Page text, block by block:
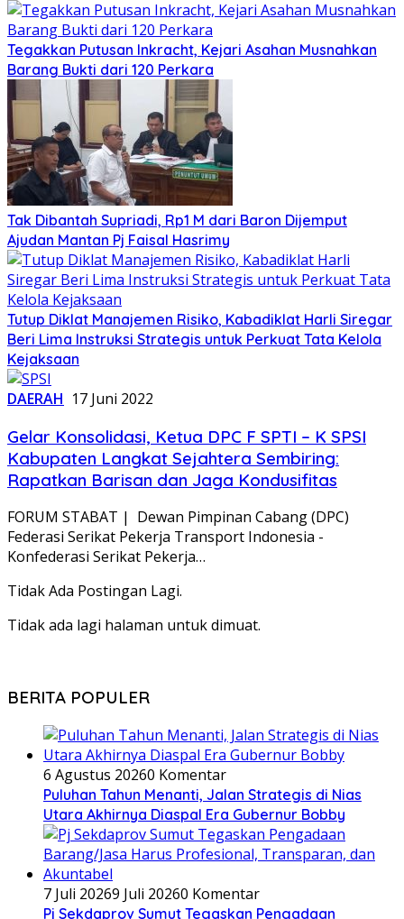
Tegakkan Putusan Inkracht, Kejari Asahan Musnahkan
Barang Bukti dari 120 Perkara
Tak Dibantah Supriadi, Rp1 M dari Baron Dijemput
Ajudan Mantan Pj Faisal Hasrimy
Tutup Diklat Manajemen Risiko, Kabadiklat Harli Siregar
Beri Lima Instruksi Strategis untuk Perkuat Tata Kelola
Kejaksaan
DAERAH 17 Juni 2022
Gelar Konsolidasi, Ketua DPC F SPTI – K SPSI
Kabupaten Langkat Sejahtera Sembiring:
Rapatkan Barisan dan Jaga Kondusifitas
FORUM STABAT | Dewan Pimpinan Cabang (DPC)
Federasi Serikat Pekerja Transport Indonesia -
Konfederasi Serikat Pekerja…
Tidak Ada Postingan Lagi.
Tidak ada lagi halaman untuk dimuat.
BERITA POPULER
6 Agustus 20260 Komentar
Puluhan Tahun Menanti, Jalan Strategis di Nias
Utara Akhirnya Diaspal Era Gubernur Bobby
7 Juli 20269 Juli 20260 Komentar
Pj Sekdaprov Sumut Tegaskan Pengadaan